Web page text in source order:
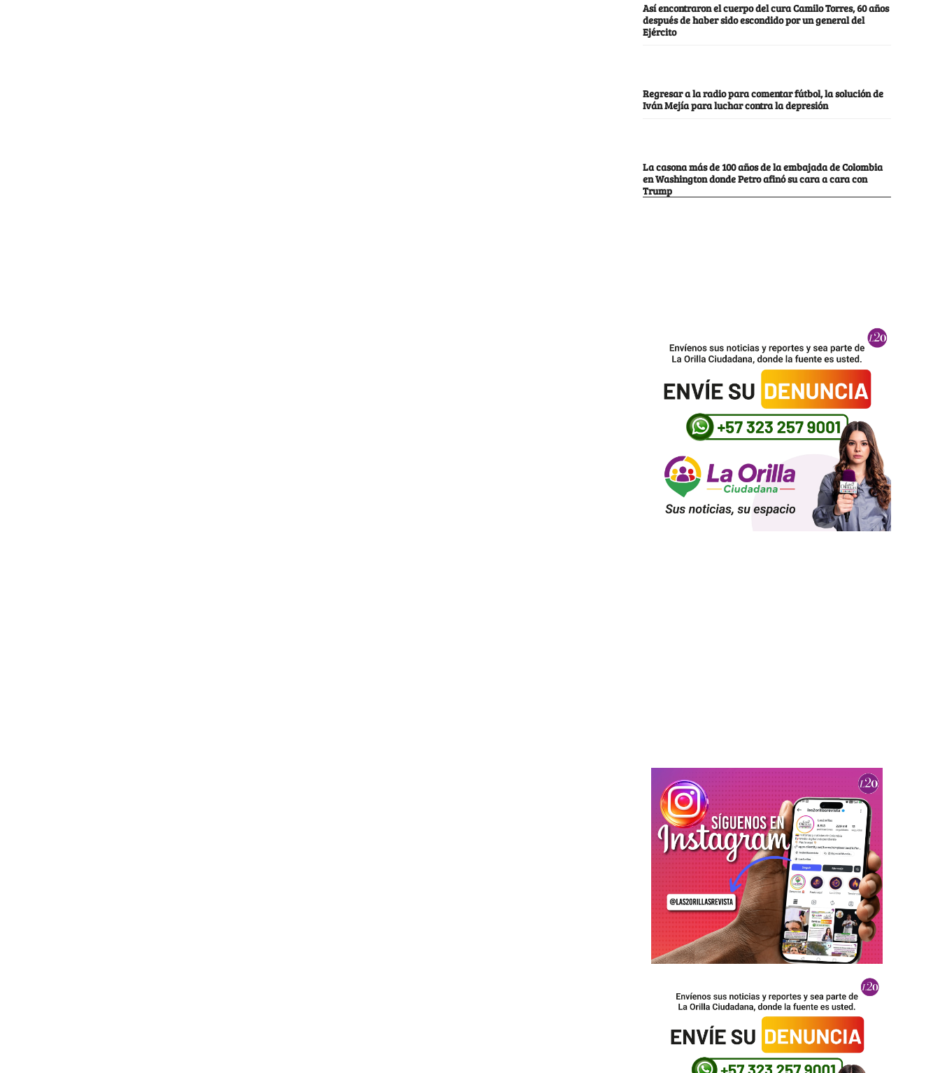
Así encontraron el cuerpo del cura Camilo Torres, 60 años
después de haber sido escondido por un general del
Ejército
Regresar a la radio para comentar fútbol, la solución de
Iván Mejía para luchar contra la depresión
La casona más de 100 años de la embajada de Colombia
en Washington donde Petro afinó su cara a cara con
Trump